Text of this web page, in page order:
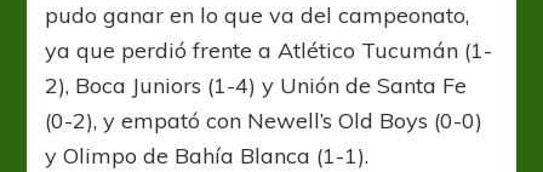
pudo ganar en lo que va del campeonato,
ya que perdió frente a Atlético Tucumán (1-
2), Boca Juniors (1-4) y Unión de Santa Fe
(0-2), y empató con Newell’s Old Boys (0-0)
y Olimpo de Bahía Blanca (1-1).